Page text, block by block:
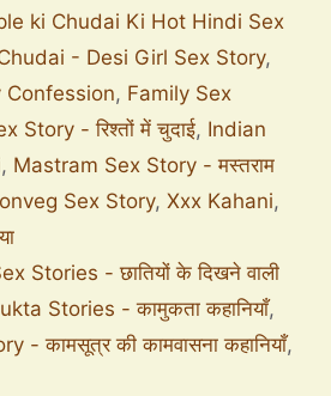
ki Chudai Ki Hot Hindi Sex
- Desi Girl Sex Story,
Confession, Family Sex
Story - रिश्तों में चुदाई, Indian
, Mastram Sex Story - मस्तराम
Sex Story, Xxx Kahani,
Stories - छातियों के दिखने वाली
Stories - कामुकता कहानियाँ,
- कामसूत्र की कामवासना कहानियाँ,